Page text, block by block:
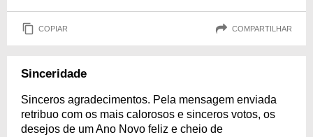
COPIAR COMPARTILHAR
Sinceridade
Sinceros agradecimentos. Pela mensagem enviada
retribuo com os mais calorosos e sinceros votos, os
desejos de um Ano Novo feliz e cheio de